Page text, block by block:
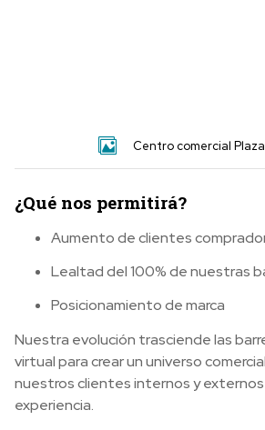
Centro comercial
¿Qué nos permitirá?
Aumento de clientes
Lealtad del 100% de nuestras
Posicionamiento de marca
Nuestra evolución trasciende las
virtual para crear un universo
nuestros clientes internos y
experiencia.